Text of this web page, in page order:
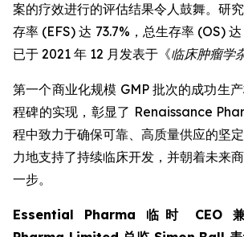
案的疗效进行的评估结果令人鼓舞。研
存率 (EFS) 达 73.7%，总生存率 (OS)
已于 2021 年 12 月发表于《临床肿瘤学
第一个商业化规模 GMP 批次的成功生
程碑的实现，彰显了 Renaissance
程中致力于确保可靠、高质量供应的坚
力地支持了持续临床开发，并朝着未来
一步。
Essential Pharma 临时 CEO